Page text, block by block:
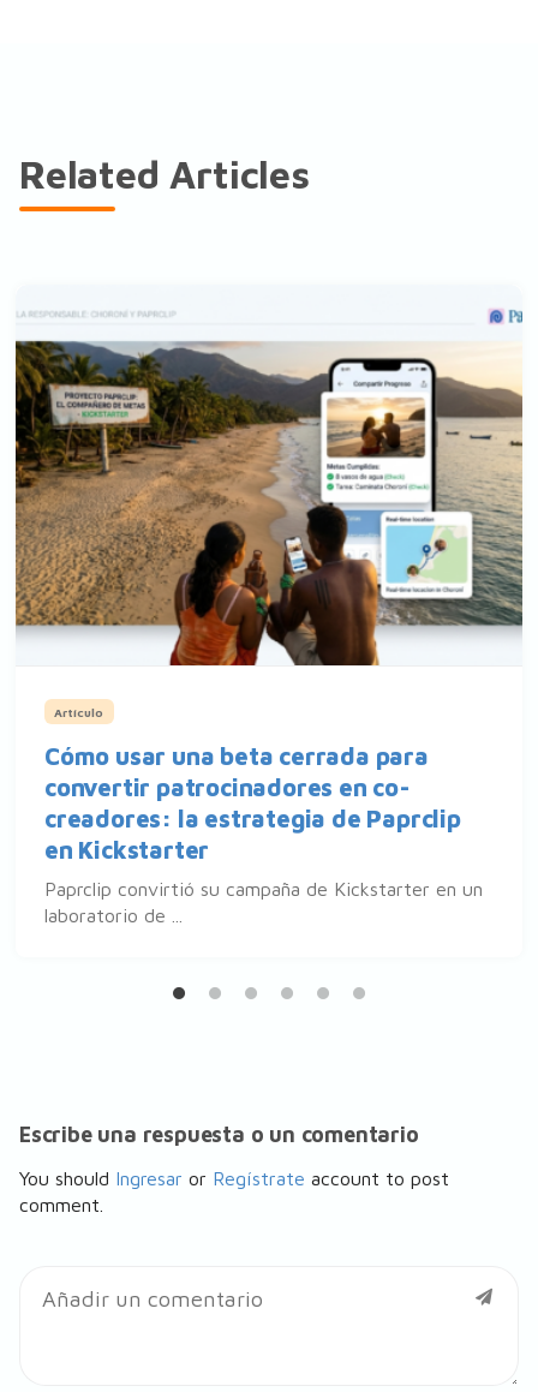
Related Articles
Artículo
Cómo usar una beta cerrada para
convertir patrocinadores en co-
creadores: la estrategia de Paprclip
en Kickstarter
Paprclip convirtió su campaña de Kickstarter en un
laboratorio de ...
Escribe una respuesta o un comentario
You should Ingresar or Regístrate account to post
comment.